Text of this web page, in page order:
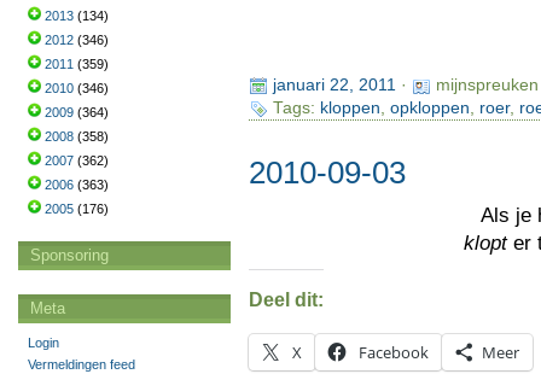
januari 22, 2011·
Tags: kloppen, opkloppen, roer,
2010-09-03
Als je
klopter
Deel dit:
X Facebook Meer
2013 (134)
2012 (346)
2011 (359)
2010 (346)
2009 (364)
2008 (358)
2007 (362)
2006 (363)
2005 (176)
Sponsoring
Meta
Login
Vermeldingen feed